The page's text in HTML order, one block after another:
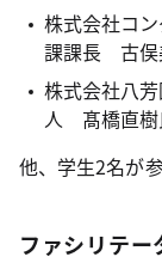
株式会社コ
課課長 古俣
株式会社八
人 髙橋直樹
他、学生2名が
ファシリテー